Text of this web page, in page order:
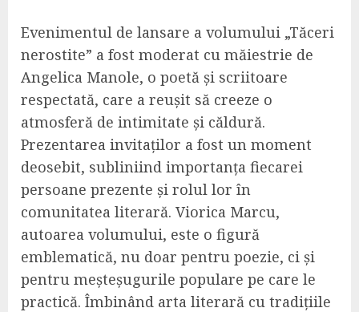
Evenimentul de lansare a volumului „Tăceri
nerostite” a fost moderat cu măiestrie de
Angelica Manole, o poetă și scriitoare
respectată, care a reușit să creeze o
atmosferă de intimitate și căldură.
Prezentarea invitaților a fost un moment
deosebit, subliniind importanța fiecarei
persoane prezente și rolul lor în
comunitatea literară. Viorica Marcu,
autoarea volumului, este o figură
emblematică, nu doar pentru poezie, ci și
pentru meșteșugurile populare pe care le
practică. Îmbinând arta literară cu tradițiile